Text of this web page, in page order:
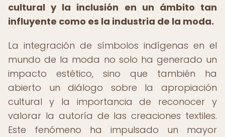
cultural y la inclusión en un ámbito tan
influyente como es la industria de la moda.
La integración de símbolos indígenas en el
mundo de la moda no solo ha generado un
impacto estético, sino que también ha
abierto un diálogo sobre la apropiación
cultural y la importancia de reconocer y
valorar la autoría de las creaciones textiles.
Este fenómeno ha impulsado un mayor